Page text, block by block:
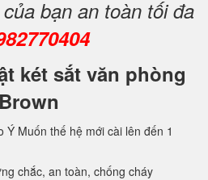
bạn an toàn tối đa
két sắt văn phòng
Muốn thế hệ mới cài lên đến 1
chắc, an toàn, chống cháy